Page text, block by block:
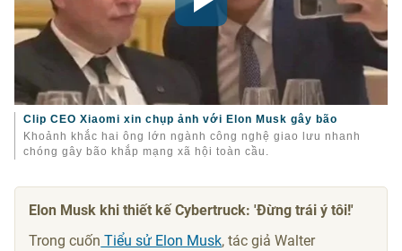
Clip CEO Xiaomi xin chụp ảnh với Elon Musk gây bão
Khoảnh khắc hai ông lớn ngành công nghệ giao lưu nhanh
chóng gây bão khắp mạng xã hội toàn cầu.
Elon Musk khi thiết kế Cybertruck: 'Đừng trái ý tôi!'
Trong cuốn Tiểu sử Elon Musk, tác giả Walter